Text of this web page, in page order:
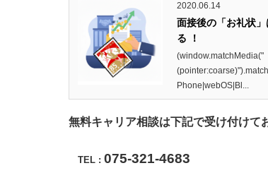
2020.06.14
面接後の「お礼状
る ！
(window.matchMedia("
Phone|webOS|Bl...
無料キャリア相談は下記で受け付けて
TEL : 075-321-4683